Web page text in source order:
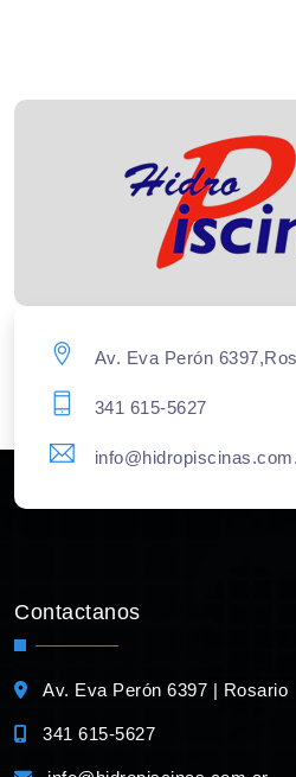
Av. Eva Perón
341 615-5627
Contactanos
Av. Eva Perón 6397 | Rosario
341 615-5627